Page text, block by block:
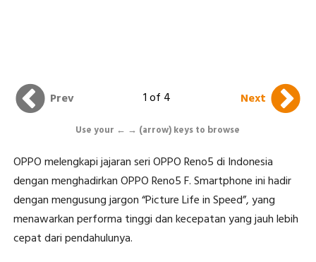
Prev 1 of 4 Next
Use your ← → (arrow) keys to browse
OPPO melengkapi jajaran seri OPPO Reno5 di Indonesia
dengan menghadirkan OPPO Reno5 F. Smartphone ini hadir
dengan mengusung jargon “Picture Life in Speed”, yang
menawarkan performa tinggi dan kecepatan yang jauh lebih
cepat dari pendahulunya.